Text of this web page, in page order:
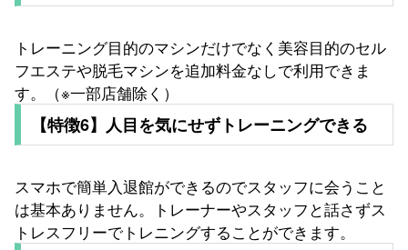
トレーニング目的のマシンだけでなく美容目的のセル
フエステや脱毛マシンを追加料金なしで利用できま
す。（※一部店舗除く）
【特徴6】人目を気にせずトレーニングできる
スマホで簡単入退館ができるのでスタッフに会うこと
は基本ありません。トレーナーやスタッフと話さずス
トレスフリーでトレニングすることができます。